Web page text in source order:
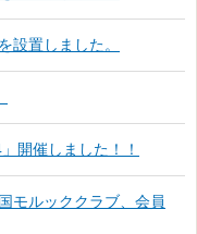
設置しました。
開催しました！！
モルッククラブ、会員